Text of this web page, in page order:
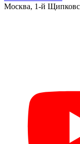
Москва, 1-й